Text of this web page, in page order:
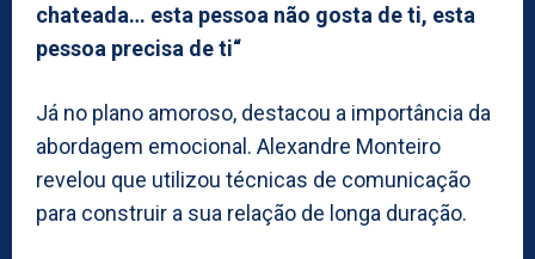
chateada… esta pessoa não gosta de ti, esta
pessoa precisa de ti“
Já no plano amoroso, destacou a importância da
abordagem emocional. Alexandre Monteiro
revelou que utilizou técnicas de comunicação
para construir a sua relação de longa duração.